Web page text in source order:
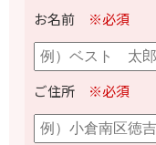
お名前 ※必須
ご住所 ※必須